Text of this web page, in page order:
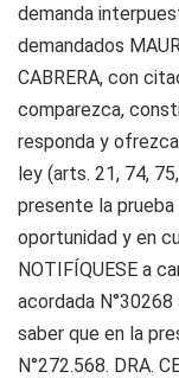
demanda
demandados
CABRERA, con
comparezca,
responda y
ley (arts. 21, 74,
presente la
oportunidad y en
NOTIFÍQUESE a
acordada
saber que en la
N°272.568. DRA.